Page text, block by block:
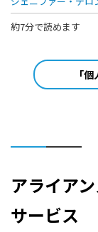
約7分で読めます
「
アライア
サービス